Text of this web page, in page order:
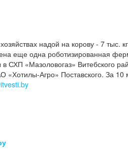
надой на корову - 7 тыс.
еще одна роботизированная
СХП «Мазоловогаз» Витебского
«Хотилы-Агро» Поставского. За